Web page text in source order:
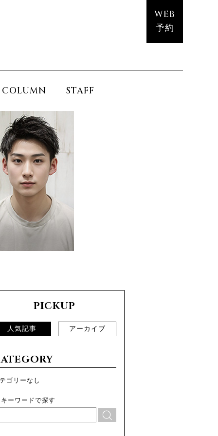
WEB
予約
COLUMN STAFF
PICKUP
人気記事 アーカイブ
ゴリーなし
キーワードで探す